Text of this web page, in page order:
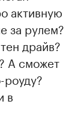
активную
за рулем?
драйв?
А сможет
в